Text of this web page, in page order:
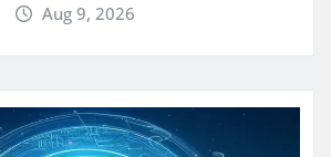
Aug 9, 2026